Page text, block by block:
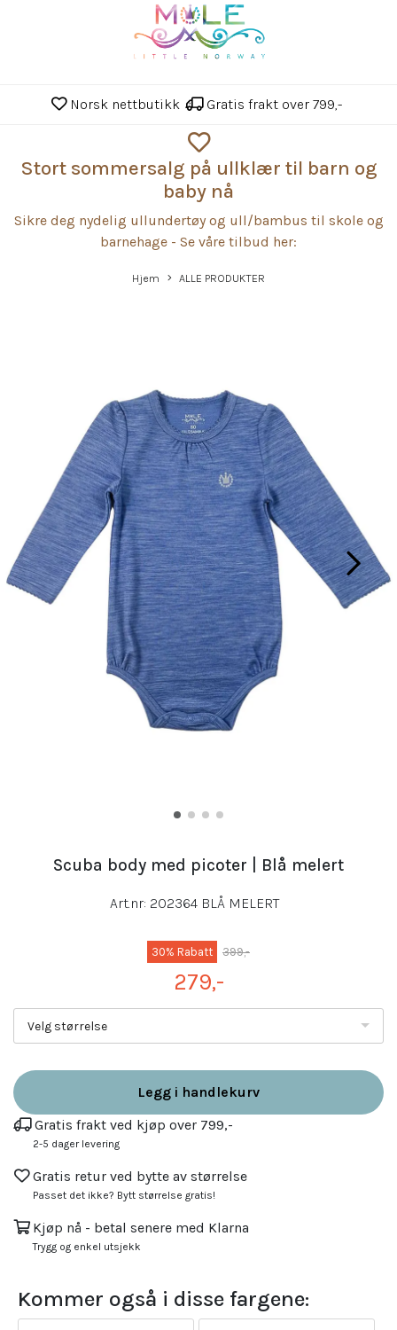
Norsk nettbutikk Gratis frakt over 799,-
Stort sommersalg på ullklær til barn og
baby nå
Sikre deg nydelig ullundertøy og ull/bambus til skole og
barnehage - Se våre tilbud her:
Hjem ALLE PRODUKTER
Scuba body med picoter | Blå melert
Art.nr: 202364 BLÅ MELERT
30% Rabatt 399,-
279,-
Velg størrelse
Legg i handlekurv
Gratis frakt ved kjøp over 799,-
2-5 dager levering
Gratis retur ved bytte av størrelse
Passet det ikke? Bytt størrelse gratis!
Kjøp nå - betal senere med Klarna
Trygg og enkel utsjekk
Kommer også i disse fargene: